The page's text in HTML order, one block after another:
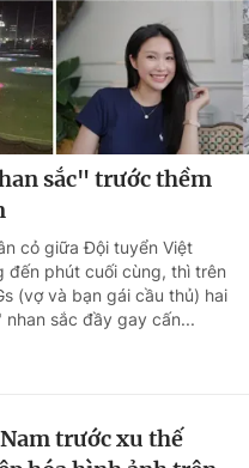
sắc" trước thềm
cỏ giữa Đội tuyển Việt
đến phút cuối cùng, thì trên
(vợ và bạn gái cầu thủ) hai
sắc đầy gay cấn...
trước xu thế